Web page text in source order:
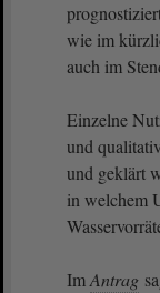
wie im
auch im
Einzelne
und
und geklärt
in welchem
ImAntrag